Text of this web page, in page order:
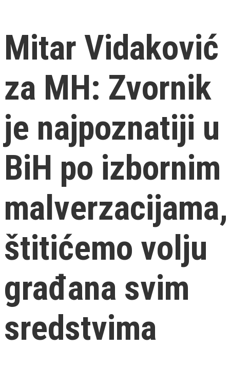
Mitar Vidaković
za MH: Zvornik
je najpoznatiji u
BiH po izbornim
malverzacijama,
štitićemo volju
građana svim
sredstvima